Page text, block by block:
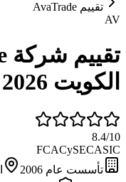
تقييم AvaTrade
AV
الكويت 2026
8.4/10
FCACySECASIC
تأسست عام 2006